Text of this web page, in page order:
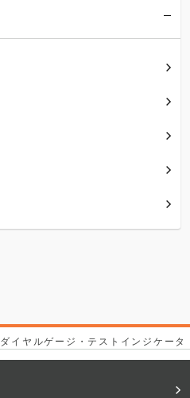
ダイヤルゲージ・テストインジケー